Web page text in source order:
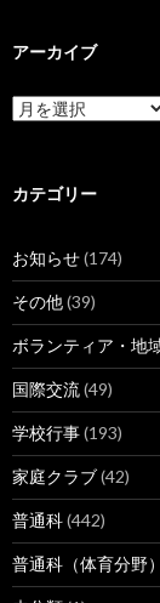
アーカイブ
ア
ー
ブ
カテゴリー
お知らせ(174)
その他(39)
ボランティア・地
国際交流(49)
学校行事(193)
家庭クラブ(42)
普通科(442)
普通科（体育分野）